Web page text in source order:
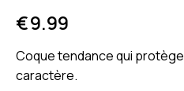
€9.99
Coque tendance qui
caractère.